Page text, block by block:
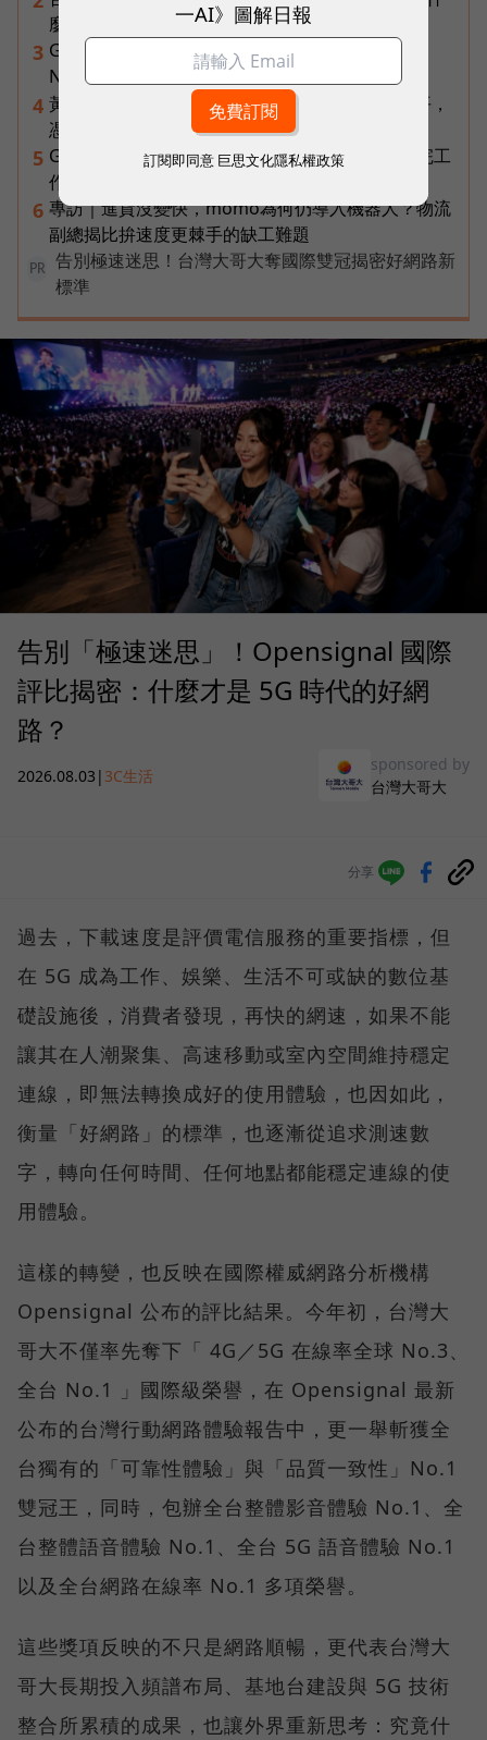
麼才是 5G 時代的好網路？
3 Gemini完整教學地圖！37篇實測整理，
Notebooks、Spark、提示詞架構全打包
4 黃仁勳兆元宴永遠站最後一排！最低調的二代鄭平，
憑什麼讓台達電被市場重新定價？
5 Gemini Spark完整教學｜幫你讀Gmail、自動跑完工
作流程，3個超實用情境一次看
6 專訪｜進貨沒變快，momo為何仍導入機器人？物流
副總揭比拚速度更棘手的缺工難題
PR
告別極速迷思！台灣大哥大奪國際雙冠揭密好網路新
標準
告別「極速迷思」！Opensignal 國際
評比揭密：什麼才是 5G 時代的好網
路？
2026.08.03 | 3C生活
sponsored by
台灣大哥大
分享
過去，下載速度是評價電信服務的重要指標，但
在 5G 成為工作、娛樂、生活不可或缺的數位基
礎設施後，消費者發現，再快的網速，如果不能
讓其在人潮聚集、高速移動或室內空間維持穩定
連線，即無法轉換成好的使用體驗，也因如此，
衡量「好網路」的標準，也逐漸從追求測速數
字，轉向任何時間、任何地點都能穩定連線的使
用體驗。
這樣的轉變，也反映在國際權威網路分析機構
Opensignal 公布的評比結果。今年初，台灣大
哥大不僅率先奪下「 4G／5G 在線率全球 No.3、
全台 No.1 」國際級榮譽，在 Opensignal 最新
公布的台灣行動網路體驗報告中，更一舉斬獲全
台獨有的「可靠性體驗」與「品質一致性」No.1
雙冠王，同時，包辦全台整體影音體驗 No.1、全
台整體語音體驗 No.1、全台 5G 語音體驗 No.1
以及全台網路在線率 No.1 多項榮譽。
這些獎項反映的不只是網路順暢，更代表台灣大
哥大長期投入頻譜布局、基地台建設與 5G 技術
整合所累積的成果，也讓外界重新思考：究竟什
一AI》圖解日報
訂閱即同意 巨思文化隱私權政策